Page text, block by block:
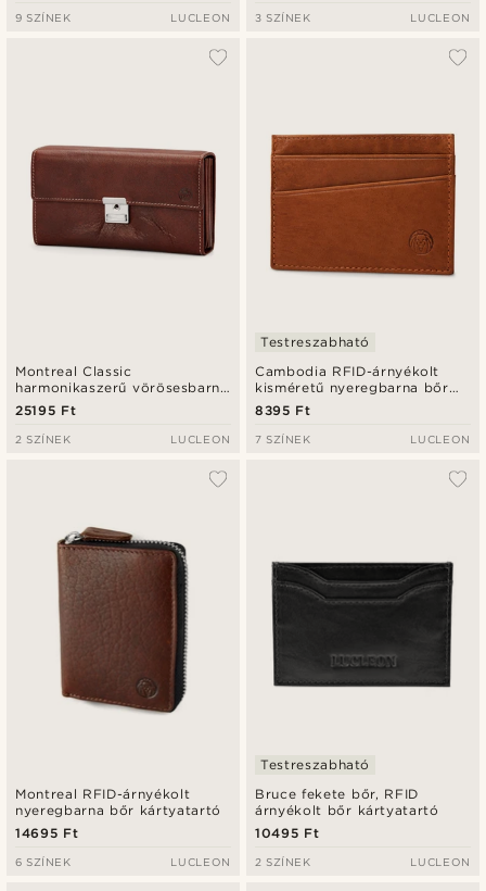
9 SZÍNEK LUCLEON 3 SZÍNEK LUCLEON
Montreal Classic
harmonikaszerű vörösesbarna
bőrtárca
25195 Ft
2 SZÍNEK LUCLEON
Cambodia RFID-árnyékolt
kisméretű nyeregbarna bőr
kártyatartó
Testreszabható
8395 Ft
7 SZÍNEK LUCLEON
Montreal RFID-árnyékolt
nyeregbarna bőr kártyatartó
14695 Ft
6 SZÍNEK LUCLEON
Bruce fekete bőr, RFID
árnyékolt bőr kártyatartó
Testreszabható
10495 Ft
2 SZÍNEK LUCLEON